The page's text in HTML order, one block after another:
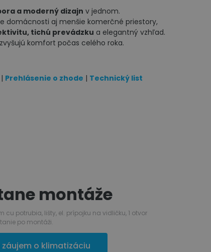
a moderný dizajn v jednom.
domácnosti aj menšie komerčné priestory,
tichú prevádzku a elegantný vzhľad.
komfort počas celého roka.
| Prehlásenie o zhode | Technický list
montáže
potrubia, lišty, el. prípojku na vidličku, 1 otvor
po montáži.
záujem o klimatizáciu